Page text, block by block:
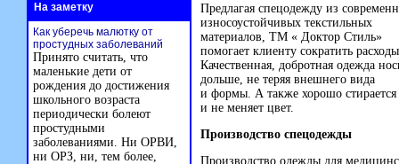
Предлагая спецодежду из
износоустойчивых текстильных
материалов, ТМ « Доктор Стиль»
помогает клиенту сократить
Качественная, добротная одежда
дольше, не теряя внешнего вида
и формы. А также хорошо стирается
и не меняет цвет.
Производство спецодежды
Производство одежды для
На заметку
Как уберечь малютку от
простудных заболеваний
Принято считать, что
маленькие дети от
рождения до достижения
школьного возраста
периодически болеют
простудными
заболеваниями. Ни ОРВИ,
ни ОРЗ, ни, тем более,